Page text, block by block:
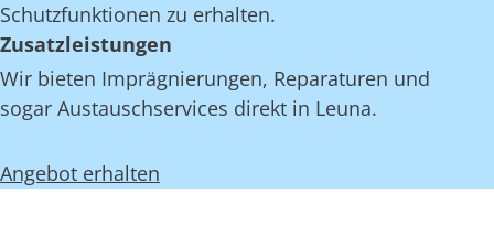
Schutzfunktionen zu erhalten.
Zusatzleistungen
Wir bieten Imprägnierungen, Reparaturen und
sogar Austauschservices direkt in Leuna.
Angebot erhalten